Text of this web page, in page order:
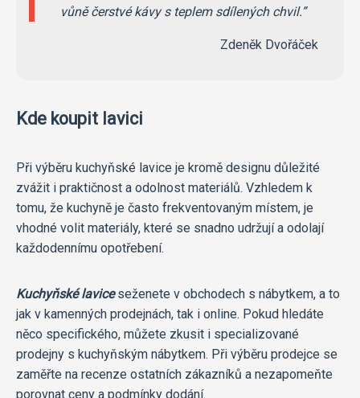
vůně čerstvé kávy s teplem sdílených chvil.
Zdeněk Dvořáček
Kde koupit lavici
Při výběru kuchyňské lavice je kromě designu důležité
zvážit i praktičnost a odolnost materiálů. Vzhledem k
tomu, že kuchyně je často frekventovaným místem, je
vhodné volit materiály, které se snadno udržují a odolají
každodennímu opotřebení.
Kuchyňské laviceseženete v obchodech s nábytkem, a to
jak v kamenných prodejnách, tak i online. Pokud hledáte
něco specifického, můžete zkusit i specializované
prodejny s kuchyňským nábytkem. Při výběru prodejce se
zaměřte na recenze ostatních zákazníků a nezapomeňte
porovnat ceny a podmínky dodání.